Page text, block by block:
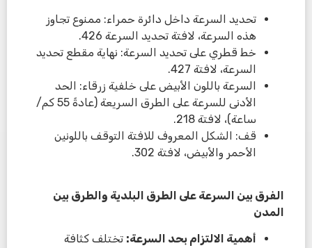
تحديد السرعة داخل دائرة حمراء: ممنوع تجاوز
هذه السرعة، لافتة تحديد السرعة 426.
خط قطري على تحديد السرعة: نهاية مقطع تحديد
السرعة، لافتة 427.
السرعة باللون الأبيض على خلفية زرقاء: الحد
الأدنى للسرعة على الطرق السريعة (عادةً 55 كم/
ساعة)، لافتة 218.
قف: الشكل المعروف للافتة التوقف باللونين
الأحمر والأبيض، لافتة 302.
الفرق بين السرعة على الطرق البلدية والطرق بين
المدن
أهمية الالتزام بحد السرعة: تختلف كثافة